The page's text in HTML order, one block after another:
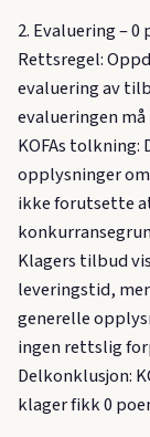
2. Evaluering –
Rettsregel:
evaluering av
evalueringen
KOFAs
opplysninger
ikke forutsette
Klagers tilbud
leveringstid,
generelle
ingen rettslig
Delkonklusjon:
klager fikk 0